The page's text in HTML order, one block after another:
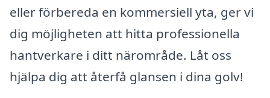
eller förbereda en kommersiell yta, ger vi
dig möjligheten att hitta professionella
hantverkare i ditt närområde. Låt oss
hjälpa dig att återfå glansen i dina golv!